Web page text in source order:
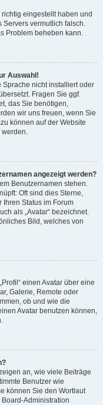
eingestellt haben und
Servers vermutlich falsch.
Problem beheben kann.
Auswahl!
Sprache nicht installiert oder
Fragen Sie ggf.
das Sie benötigen,
wir uns freuen, wenn Sie
können auf der Website
werden.
angezeigt werden?
Benutzernamen stehen.
Oft sind dies Sterne,
Ihren Status im Forum
als „Avatar“ bezeichnet.
Bild, welches von
einen Avatar über eine
Galerie, Remote oder
ob und wie die
Avatar benutzen können,
an, wie viele Beiträge
Benutzer wie
können Sie den Wortlaut
Administration